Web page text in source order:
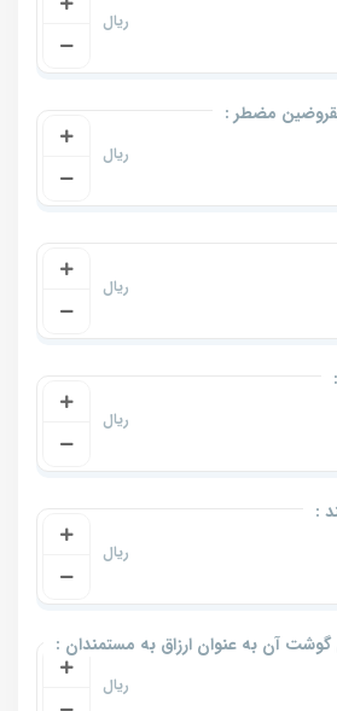
مضطر :
:
آن به عنوان ارزاق به مستمندان :